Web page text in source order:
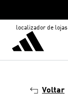
localizador de lojas
Voltar